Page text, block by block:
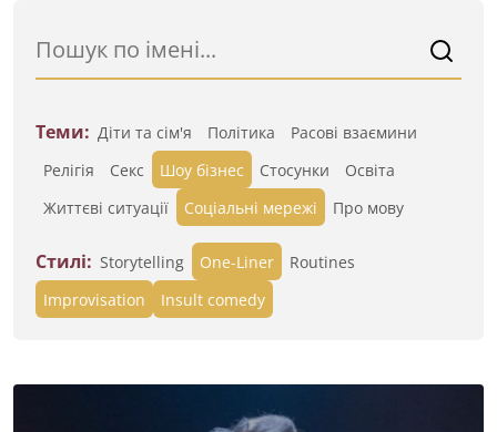
Теми: Діти та сім'я Політика
Расові взаємини
Релігія
Секс Шоу бізнес Стосунки
Освіта
Життєві ситуації
Cоціальні мережі Про мову
Стилі: Storytelling One-Liner
Routines
Improvisation
Insult comedy